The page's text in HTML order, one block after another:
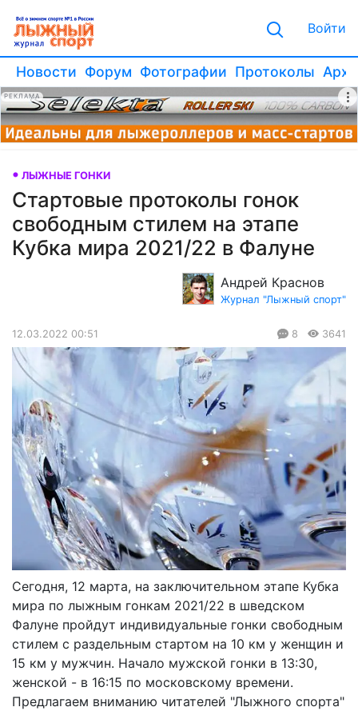
Войти
Новости Форум Фотографии Протоколы
РЕКЛАМА
ЛЫЖНЫЕ ГОНКИ
Стартовые протоколы гонок
свободным стилем на этапе
Кубка мира 2021/22 в Фалуне
Андрей Краснов
Журнал "Лыжный спорт"
12.03.2022 00:51 8 3641
Сегодня, 12 марта, на заключительном этапе Кубка
мира по лыжным гонкам 2021/22 в шведском
Фалуне пройдут индивидуальные гонки свободным
стилем с раздельным стартом на 10 км у женщин и
15 км у мужчин. Начало мужской гонки в 13:30,
женской - в 16:15 по московскому времени.
Предлагаем вниманию читателей "Лыжного спорта"